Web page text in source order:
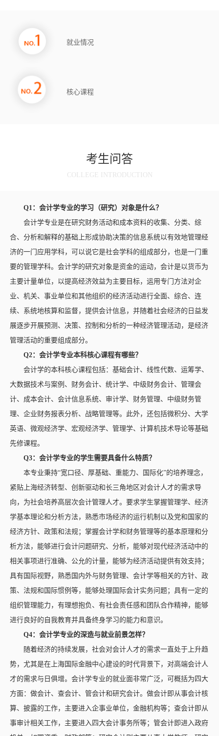
就业情况
核心课程
考生问答
COLLEGE INTRODUCTION
Q1： 会计学专业的学习（研究）对象是什么？
会计学专业是在研究财务活动和成本资料的收集、分类、综
合、分析和解释的基础上形成协助决策的信息系统以有效地管理经
济的一门应用学科，可以说它是社会学科的组成部分，也是一门重
要的管理学科。会计学的研究对象是资金的运动，会计是以货币为
主要计量单位，以提高经济效益为主要目标，运用专门方法对企
业、机关、事业单位和其他组织的经济活动进行全面、综合、连
续、系统地核算和监督，提供会计信息，并随着社会经济的日益发
展逐步开展预测、决策、控制和分析的一种经济管理活动，是经济
管理活动的重要组成部分。
Q2： 会计学专业本科核心课程有哪些？
会计学的本科核心课程包括：基础会计、线性代数、运筹学、
大数据技术与案例、财务会计、统计学、中级财务会计、管理会
计、成本会计、会计信息系统、审计学、财务管理、中级财务管
理、企业财务报表分析、战略管理等。此外，还包括微积分、大学
英语、微观经济学、宏观经济学、管理学、计算机技术导论等基础
先修课程。
Q3： 会计学专业的学生需要具备什么特质？
本专业秉持“宽口径、厚基础、重能力、国际化”的培养理念，
紧贴上海经济转型、创新驱动和长三角地区对会计人才的需求导
向，为社会培养高层次会计管理人才。要求学生掌握管理学、经济
学基本理论和分析方法，熟悉市场经济的运行机制以及党和国家的
经济方针、政策和法规；掌握会计学和财务管理等的基本原理和分
析方法，能够进行会计问题研究、分析，能够对现代经济活动中的
相关事项进行准确、公允的计量，能够为经济活动提供有效支持；
具有国际视野，熟悉国内外与财务管理、会计学等相关的方针、政
策、法规和国际惯例等，能够处理国际会计实务问题；具有一定的
组织管理能力，有理想抱负、有社会责任感和团队合作精神，能够
进行良好的自我教育并具备终身学习的能力和意识。
Q4： 会计学专业的深造与就业前景怎样？
随着经济的持续发展，社会对会计人才的需求一直处于上升趋
势，尤其是在上海国际金融中心建设的时代背景下，对高端会计人
才的需求与日俱增。会计学专业的就业面非常广泛，可概括为四大
方面：做会计、查会计、管会计和研究会计。做会计即从事会计核
算、披露的工作，主要进入企事业单位，金融机构等；查会计即从
事审计相关工作，主要进入四大会计事务所等；管会计即进入政府